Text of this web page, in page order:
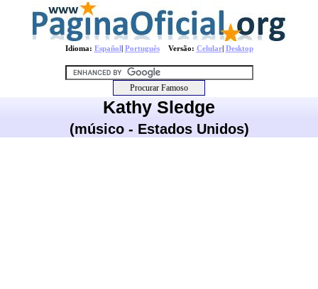
Idioma: Español| PortuguêsVersão: Celular| Desktop
Kathy Sledge
(músico - Estados Unidos)